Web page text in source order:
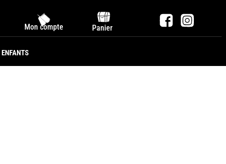
Mon compte Panier
ENFANTS